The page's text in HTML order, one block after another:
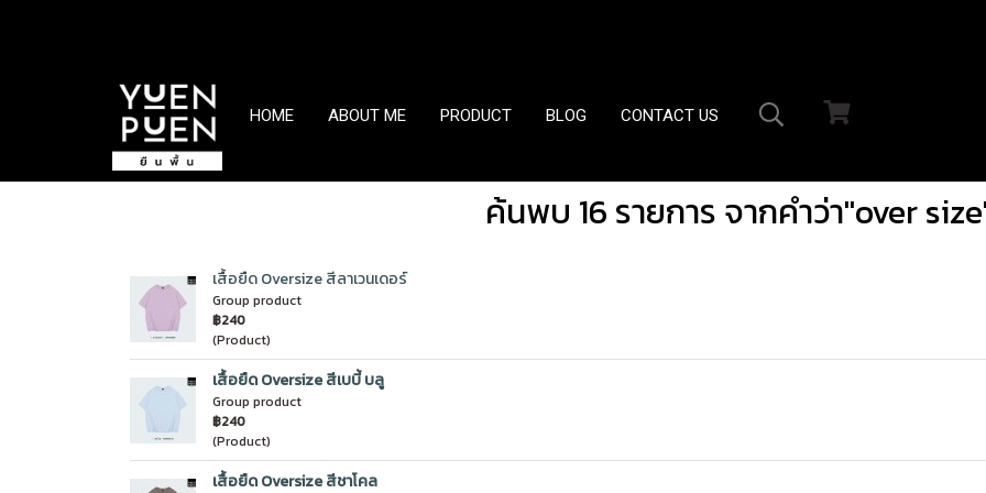
HOME ABOUT ME PRODUCT BLOG CONTACT US
ค้นพบ 16 รายการ จากคำว่า"over
เสื้อยืด Oversize สีลาเวนเดอร์
Group product
฿240
(Product)
เสื้อยืด Oversize สีเบบี้ บลู
Group product
฿240
(Product)
เสื้อยืด Oversize สีชาโคล